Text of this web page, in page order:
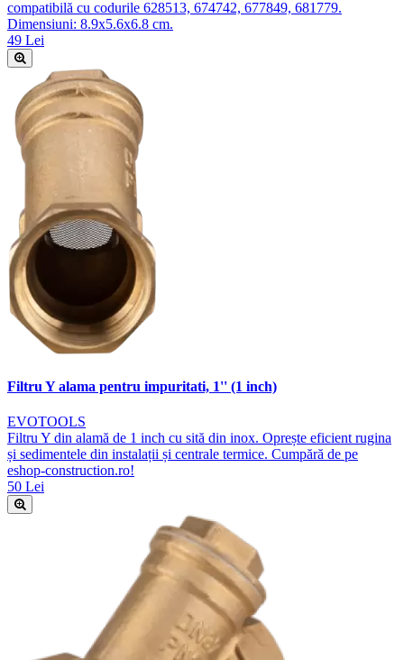
compatibilă cu codurile 628513, 674742, 677849, 681779.
Dimensiuni: 8.9x5.6x6.8 cm.
49 Lei
Filtru Y alama pentru impuritati, 1'' (1 inch)
EVOTOOLS
Filtru Y din alamă de 1 inch cu sită din inox. Oprește eficient rugina
și sedimentele din instalații și centrale termice. Cumpără de pe
eshop-construction.ro!
50 Lei